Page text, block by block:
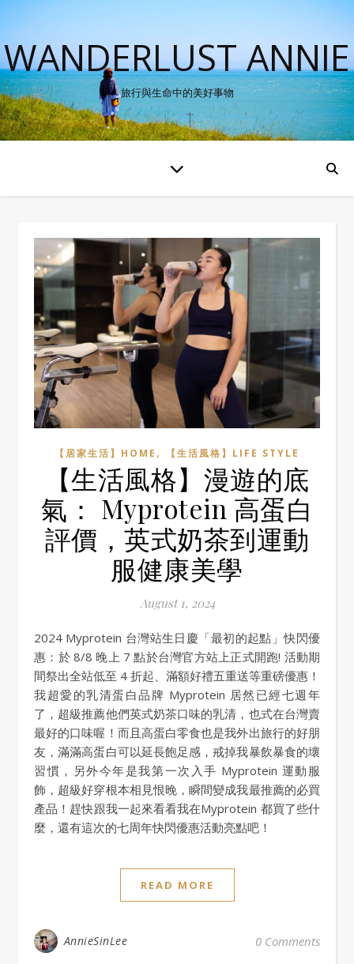
WANDERLUST ANNIE
旅行與生命中的美好事物
【居家生活】HOME , 【生活風格】LIFE STYLE
【生活風格】漫遊的底
氣： Myprotein 高蛋白
評價，英式奶茶到運動
服健康美學
August 1, 2024
2024 Myprotein 台灣站生日慶「最初的起點」快閃優
惠：於 8/8 晚上 7 點於台灣官方站上正式開跑! 活動期
間祭出全站低至 4 折起、滿額好禮五重送等重磅優惠！
我超愛的乳清蛋白品牌 Myprotein 居然已經七週年
了，超級推薦他們英式奶茶口味的乳清，也式在台灣賣
最好的口味喔！而且高蛋白零食也是我外出旅行的好朋
友，滿滿高蛋白可以延長飽足感，戒掉我暴飲暴食的壞
習慣，另外今年是我第一次入手 Myprotein 運動服
飾，超級好穿根本相見恨晚，瞬間變成我最推薦的必買
產品！趕快跟我一起來看看我在Myprotein 都買了些什
麼，還有這次的七周年快閃優惠活動亮點吧！
READ MORE
AnnieSinLee 0 Comments